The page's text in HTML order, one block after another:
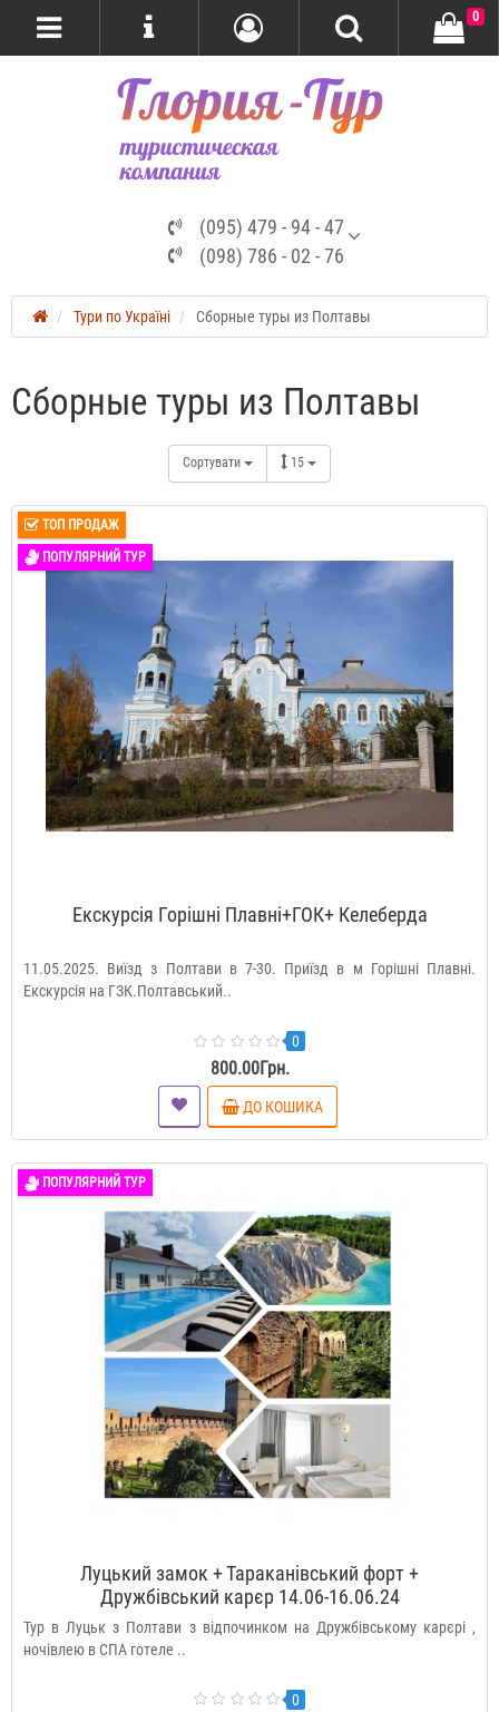
(095) 479 - 94 - 47
(098) 786 - 02 - 76
0
Тури по Україні Сборные туры из Полтавы
Сборные туры из Полтавы
Сортувати 15
ТОП ПРОДАЖ
ПОПУЛЯРНИЙ ТУР
Екскурсія Горішні Плавні+ГОК+ Келеберда
11.05.2025. Виїзд з Полтави в 7-30. Приїзд в м Горішні Плавні.
Екскурсія на ГЗК.Полтавський..
0
800.00Грн.
ДО КОШИКА
ПОПУЛЯРНИЙ ТУР
Луцький замок + Тараканівський форт +
Дружбівський карєр 14.06-16.06.24
Тур в Луцьк з Полтави з відпочинком на Дружбівському карєрі ,
ночівлею в СПА готеле ..
0